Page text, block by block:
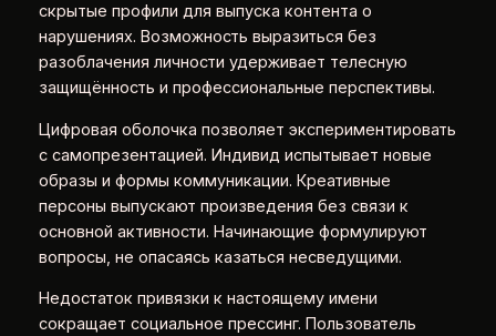
скрытые профили для выпуска контента о
нарушениях. Возможность выразиться без
разоблачения личности удерживает телесную
защищённость и профессиональные перспективы.
Цифровая оболочка позволяет экспериментировать
с самопрезентацией. Индивид испытывает новые
образы и формы коммуникации. Креативные
персоны выпускают произведения без связи к
основной активности. Начинающие формулируют
вопросы, не опасаясь казаться несведущими.
Недостаток привязки к настоящему имени
сокращает социальное прессинг. Пользователь